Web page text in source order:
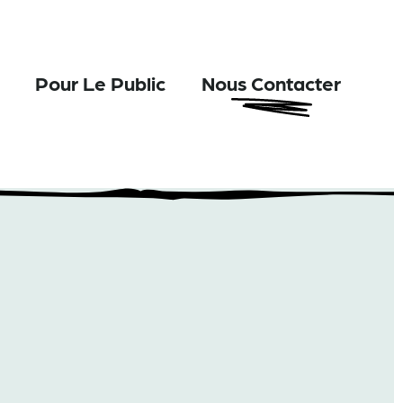
Pour Le Public Nous Contacter